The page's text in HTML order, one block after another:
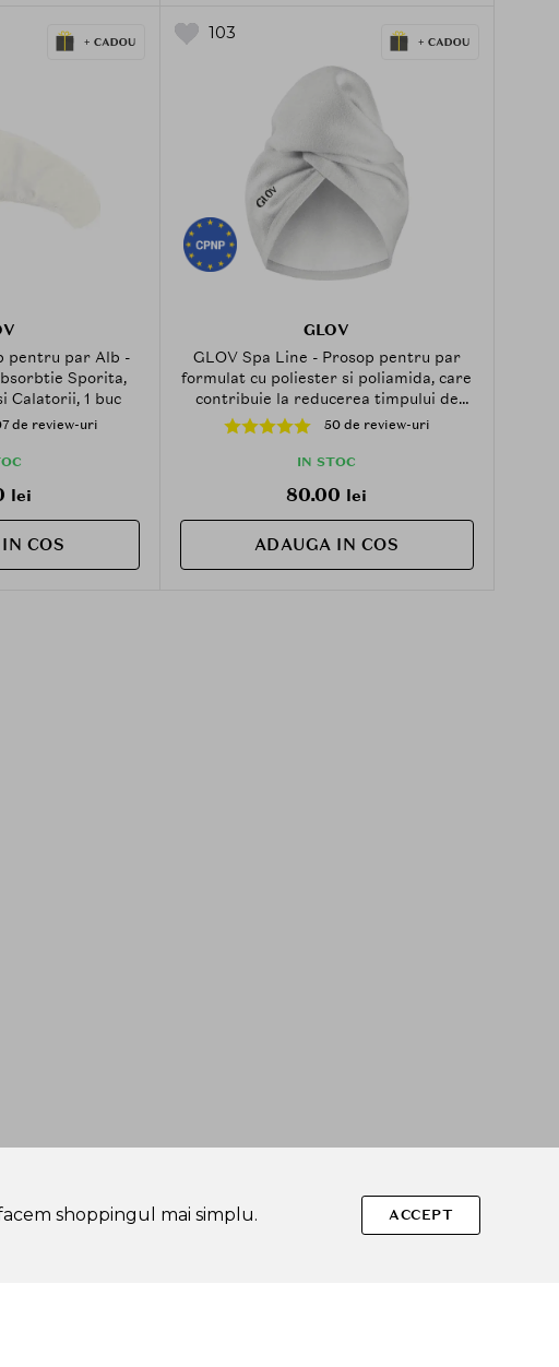
pentru par Alb -
Sporita,
Calatorii, 1 buc
de review-uri
lei
COS
103
GLOV
GLOV Spa Line - Prosop pentru par
formulat cu poliester si poliamida, care
contribuie la reducerea timpului de
uscare a parului si la metinerea parului
strans in timpul ritualurilor de
curatare
50 de review-uri
IN STOC
80.00 lei
ADAUGA IN COS
shoppingul mai simplu.
ACCEPT